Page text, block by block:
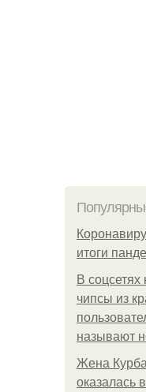
итоги
В
чипсы из
называют
Жена
оказалась